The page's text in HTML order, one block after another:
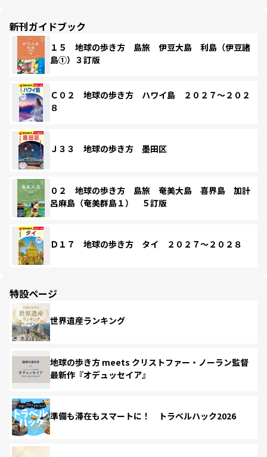
新刊ガイドブック
１５ 地球の歩き方 島旅 伊豆大島 利島（伊豆諸
島①）３訂版
Ｃ０２ 地球の歩き方 ハワイ島 ２０２７～２０２
８
Ｊ３３ 地球の歩き方 墨田区
０２ 地球の歩き方 島旅 奄美大島 喜界島 加計
呂麻島（奄美群島１） ５訂版
Ｄ１７ 地球の歩き方 タイ ２０２７～２０２８
特設ページ
世界遺産ランキング
地球の歩き方 meets クリストファー・ノーラン監督
最新作『オデュッセイア』
準備も滞在もスマートに！ トラベルハック2026